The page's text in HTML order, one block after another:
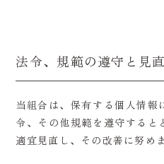
法令、規範の遵守と見
当組合は、保有する個人情報
令、その他規範を遵守すると
適宜見直し、その改善に努めま